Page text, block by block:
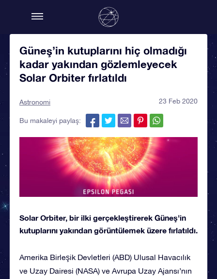
Güneş’in kutuplarını hiç olmadığı
kadar yakından gözlemleyecek
Solar Orbiter fırlatıldı
Astronomi 23 Feb 2020
Bu makaleyi paylaş:
Solar Orbiter, bir ilki gerçekleştirerek Güneş'in
kutuplarını yakından görüntülemek üzere fırlatıldı.
Amerika Birleşik Devletleri (ABD) Ulusal Havacılık
ve Uzay Dairesi (NASA) ve Avrupa Uzay Ajansı’nın